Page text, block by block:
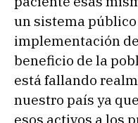
un sistema
implementación
beneficio de la
está fallando
nuestro país ya
esos activos a los